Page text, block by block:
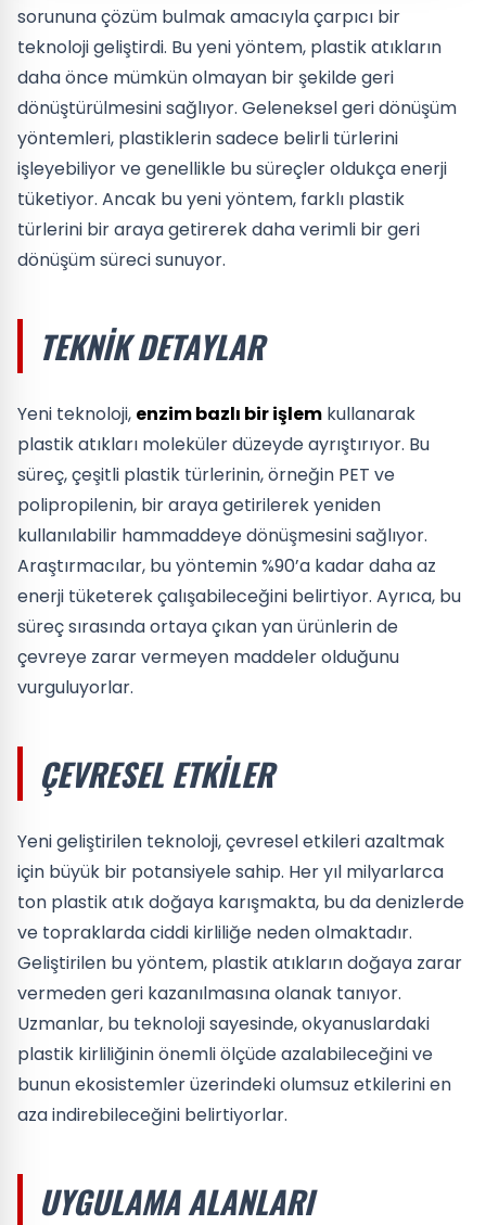
sorununa çözüm bulmak amacıyla çarpıcı bir
teknoloji geliştirdi. Bu yeni yöntem, plastik atıkların
daha önce mümkün olmayan bir şekilde geri
dönüştürülmesini sağlıyor. Geleneksel geri dönüşüm
yöntemleri, plastiklerin sadece belirli türlerini
işleyebiliyor ve genellikle bu süreçler oldukça enerji
tüketiyor. Ancak bu yeni yöntem, farklı plastik
türlerini bir araya getirerek daha verimli bir geri
dönüşüm süreci sunuyor.
TEKNIK DETAYLAR
Yeni teknoloji, enzim bazlı bir işlem kullanarak
plastik atıkları moleküler düzeyde ayrıştırıyor. Bu
süreç, çeşitli plastik türlerinin, örneğin PET ve
polipropilenin, bir araya getirilerek yeniden
kullanılabilir hammaddeye dönüşmesini sağlıyor.
Araştırmacılar, bu yöntemin %90’a kadar daha az
enerji tüketerek çalışabileceğini belirtiyor. Ayrıca, bu
süreç sırasında ortaya çıkan yan ürünlerin de
çevreye zarar vermeyen maddeler olduğunu
vurguluyorlar.
ÇEVRESEL ETKILER
Yeni geliştirilen teknoloji, çevresel etkileri azaltmak
için büyük bir potansiyele sahip. Her yıl milyarlarca
ton plastik atık doğaya karışmakta, bu da denizlerde
ve topraklarda ciddi kirliliğe neden olmaktadır.
Geliştirilen bu yöntem, plastik atıkların doğaya zarar
vermeden geri kazanılmasına olanak tanıyor.
Uzmanlar, bu teknoloji sayesinde, okyanuslardaki
plastik kirliliğinin önemli ölçüde azalabileceğini ve
bunun ekosistemler üzerindeki olumsuz etkilerini en
aza indirebileceğini belirtiyorlar.
UYGULAMA ALANLARI